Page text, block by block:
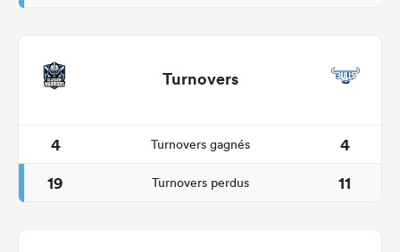
Turnovers
4 Turnovers gagnés
4
19
Turnovers perdus 11